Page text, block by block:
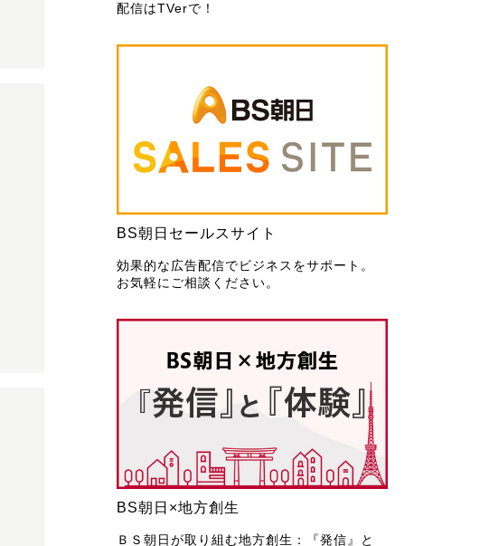
配信はTVerで！
BS朝日セールスサイト
効果的な広告配信でビジネスをサポート。
お気軽にご相談ください。
BS朝日×地方創生
ＢＳ朝日が取り組む地方創生：『発信』と